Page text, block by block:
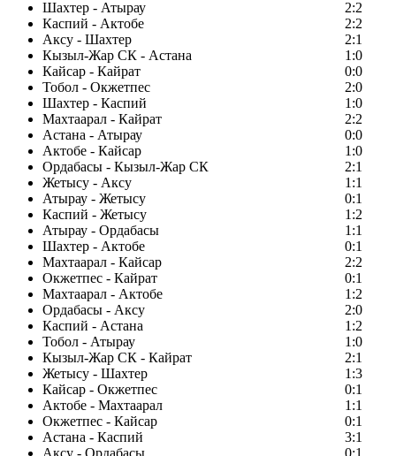
Шахтер - Атырау
2:2
Каспий - Актобе
2:2
Аксу - Шахтер
2:1
Кызыл-Жар СК - Астана
1:0
Кайсар - Кайрат
0:0
Тобол - Окжетпес
2:0
Шахтер - Каспий
1:0
Махтаарал - Кайрат
2:2
Астана - Атырау
0:0
Актобе - Кайсар
1:0
Ордабасы - Кызыл-Жар СК
2:1
Жетысу - Аксу
1:1
Атырау - Жетысу
0:1
Каспий - Жетысу
1:2
Атырау - Ордабасы
1:1
Шахтер - Актобе
0:1
Махтаарал - Кайсар
2:2
Окжетпес - Кайрат
0:1
Махтаарал - Актобе
1:2
Ордабасы - Аксу
2:0
Каспий - Астана
1:2
Тобол - Атырау
1:0
Кызыл-Жар СК - Кайрат
2:1
Жетысу - Шахтер
1:3
Кайсар - Окжетпес
0:1
Актобе - Махтаарал
1:1
Окжетпес - Кайсар
0:1
Астана - Каспий
3:1